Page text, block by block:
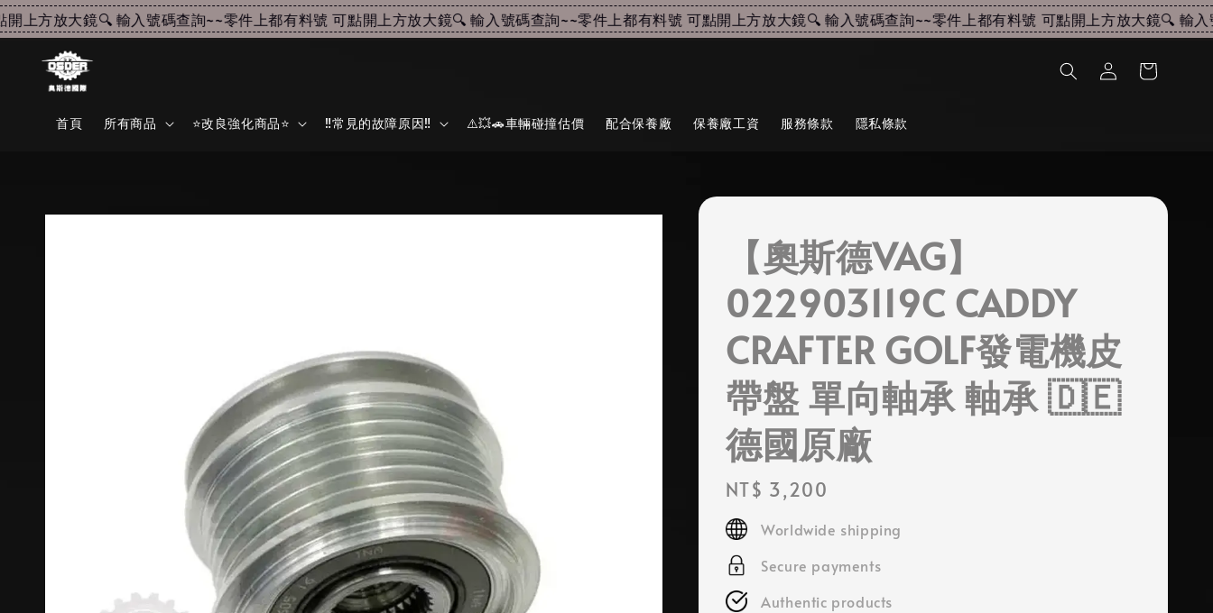
方放大鏡🔍 輸入號碼查詢~~零件上都有料號 可點開上方放大鏡🔍 輸入號碼查詢~~零件上都有料號 可點開上方放大鏡🔍 輸入號碼查詢~~零件上都有料號 可點開上方放大鏡🔍 輸入號
首頁 所有商品 ⭐改良強化商品⭐ ‼️常見的故障原因‼️ ⚠️💥🚗車輛碰撞估價 配合保養廠 保養廠工資 服務條款 隱私條款
【奧斯德VAG】
022903119C CADDY
CRAFTER GOLF發電機皮
帶盤 單向軸承 軸承 🇩🇪
德國原廠
Regular
price
NT$ 3,200
Worldwide shipping
Secure payments
Authentic products